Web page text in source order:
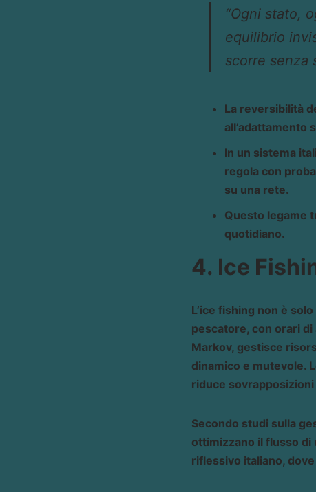
“Ogni stato,
equilibrio
scorre senza
La reversibilità
all’adattamento
In un sistema
regola con
su una rete.
Questo legame
quotidiano.
4. Ice
L’ice fishing non è
pescatore, con orari
Markov, gestisce
dinamico e mutevole.
riduce
Secondo studi sulla
ottimizzano il flusso
riflessivo italiano,